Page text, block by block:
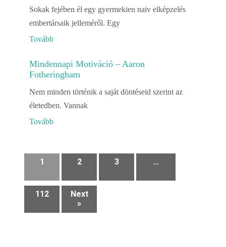
Sokak fejében él egy gyermekien naiv elképzelés
embertársaik jelleméről. Egy
Tovább
Mindennapi Motiváció – Aaron
Fotheringham
Nem minden történik a saját döntéseid szerint az
életedben. Vannak
Tovább
1 2 3 …
112
Next
»